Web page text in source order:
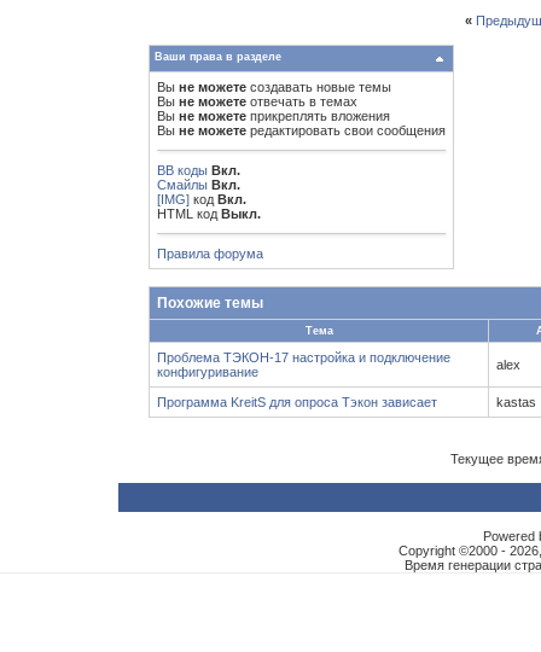
«
Ваши права в разделе
Вы не можете создавать новые темы
Вы не можете отвечать в темах
Вы не можете прикреплять вложения
Вы не можете редактировать свои сообщения
BB коды Вкл.
Смайлы Вкл.
[IMG] код Вкл.
HTML код Выкл.
Правила форума
Похожие темы
Тема
Проблема ТЭКОН-17 настройка и подключение
конфигуривание
alex
Программа KreitS для опроса Тэкон зависает kastas
Текущее
Powered
Copyright ©2000 -
Время генерации